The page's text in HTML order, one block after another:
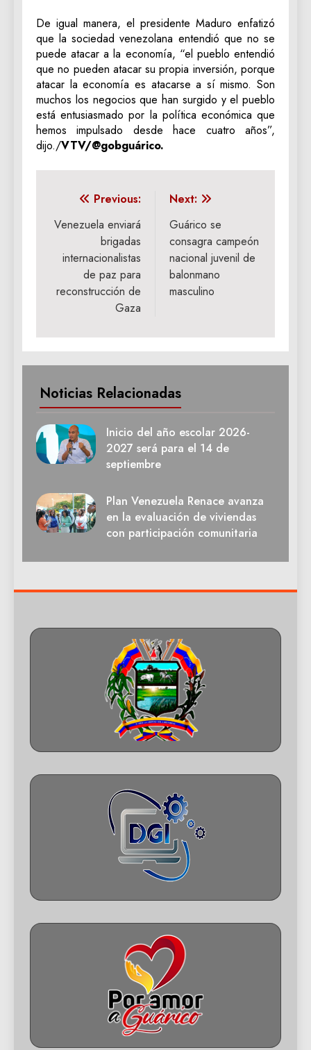
De igual manera, el presidente Maduro enfatizó
que la sociedad venezolana entendió que no se
puede atacar a la economía, “el pueblo entendió
que no pueden atacar su propia inversión, porque
atacar la economía es atacarse a sí mismo. Son
muchos los negocios que han surgido y el pueblo
está entusiasmado por la política económica que
hemos impulsado desde hace cuatro años”,
dijo./VTV/@gobguárico.
Navegación
de
entradas
Previous:
Venezuela enviará
brigadas
internacionalistas
de paz para
reconstrucción de
Gaza
Next:
Guárico se
consagra campeón
nacional juvenil de
balonmano
masculino
Noticias Relacionadas
Inicio del año escolar 2026-
2027 será para el 14 de
septiembre
Plan Venezuela Renace avanza
en la evaluación de viviendas
con participación comunitaria